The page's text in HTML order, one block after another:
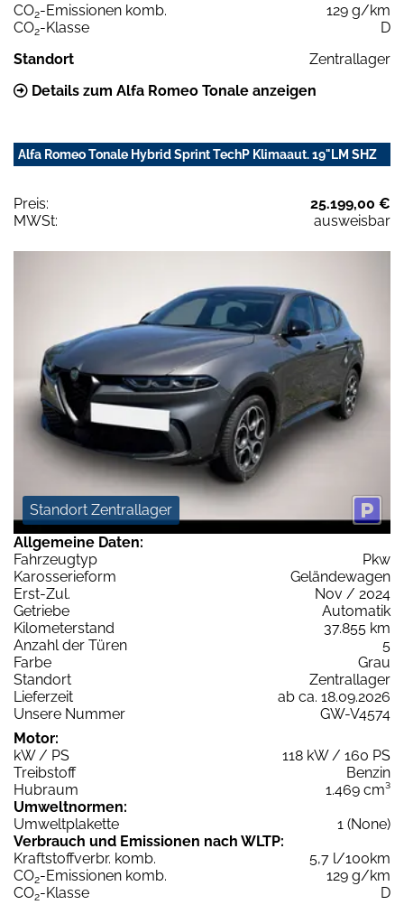
CO2-Emissionen komb.
129 g/km
CO2-Klasse
D
Standort
Zentrallager
Details zum Alfa Romeo Tonale anzeigen
Alfa Romeo Tonale Hybrid Sprint TechP Klimaaut. 19"LM SHZ
Preis:
25.199,00 €
MWSt:
ausweisbar
Standort Zentrallager
Allgemeine Daten:
Fahrzeugtyp
Pkw
Karosserieform
Geländewagen
Erst-Zul.
Nov / 2024
Getriebe
Automatik
Kilometerstand
37.855 km
Anzahl der Türen
5
Farbe
Grau
Standort
Zentrallager
Lieferzeit
ab ca. 18.09.2026
Unsere Nummer
GW-V4574
Motor:
kW / PS
118 kW / 160 PS
Treibstoff
Benzin
Hubraum
1.469 cm³
Umweltnormen:
Umweltplakette
1 (None)
Verbrauch und Emissionen nach WLTP:
Kraftstoffverbr. komb.
5,7 l/100km
CO2-Emissionen komb.
129 g/km
CO2-Klasse
D